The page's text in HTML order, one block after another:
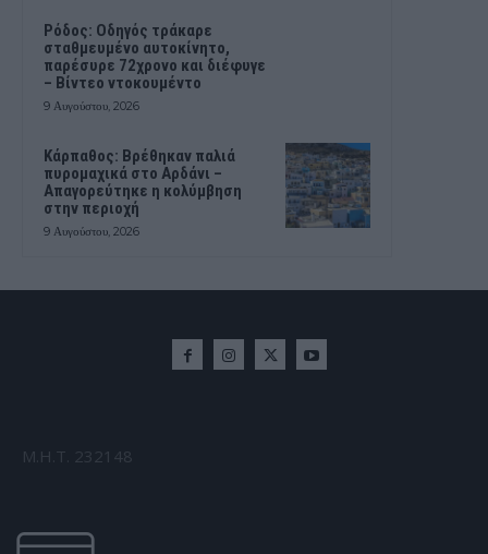
Ρόδος: Οδηγός τράκαρε
σταθμευμένο αυτοκίνητο,
παρέσυρε 72χρονο και διέφυγε
– Βίντεο ντοκουμέντο
9 Αυγούστου, 2026
Κάρπαθος: Βρέθηκαν παλιά
πυρομαχικά στο Αρδάνι –
Απαγορεύτηκε η κολύμβηση
στην περιοχή
9 Αυγούστου, 2026
Μ.Η.Τ. 232148